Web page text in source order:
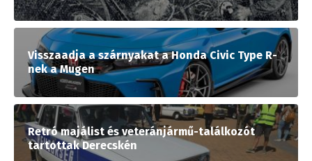
Visszaadja a szárnyakat a Honda Civic Type R-
nek a Mugen
Retró majálist és veteránjármű-találkozót
tartottak Derecskén